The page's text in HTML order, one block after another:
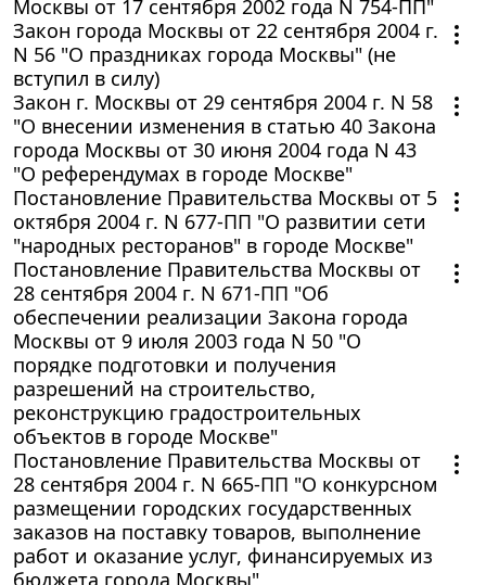
Москвы от 17 сентября 2002 года N 754-ПП"
Закон города Москвы от 22 сентября 2004 г.
N 56 "О праздниках города Москвы" (не
вступил в силу)
Закон г. Москвы от 29 сентября 2004 г. N 58
"О внесении изменения в статью 40 Закона
города Москвы от 30 июня 2004 года N 43
"О референдумах в городе Москве"
Постановление Правительства Москвы от 5
октября 2004 г. N 677-ПП "О развитии сети
"народных ресторанов" в городе Москве"
Постановление Правительства Москвы от
28 сентября 2004 г. N 671-ПП "Об
обеспечении реализации Закона города
Москвы от 9 июля 2003 года N 50 "О
порядке подготовки и получения
разрешений на строительство,
реконструкцию градостроительных
объектов в городе Москве"
Постановление Правительства Москвы от
28 сентября 2004 г. N 665-ПП "О конкурсном
размещении городских государственных
заказов на поставку товаров, выполнение
работ и оказание услуг, финансируемых из
бюджета города Москвы"